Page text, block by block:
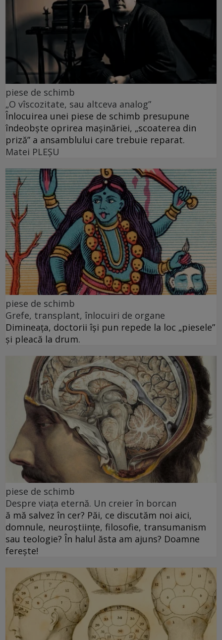
piese de schimb
„O vîscozitate, sau altceva analog”
Înlocuirea unei piese de schimb presupune
îndeobște oprirea mașinăriei, „scoaterea din
priză” a ansamblului care trebuie reparat.
Matei PLEŞU
piese de schimb
Grefe, transplant, înlocuiri de organe
Dimineața, doctorii își pun repede la loc „piesele”
și pleacă la drum.
piese de schimb
Despre viața eternă. Un creier în borcan
ă mă salvez în cer? Păi, ce discutăm noi aici,
domnule, neuroștiințe, filosofie, transumanism
sau teologie? În halul ăsta am ajuns? Doamne
ferește!